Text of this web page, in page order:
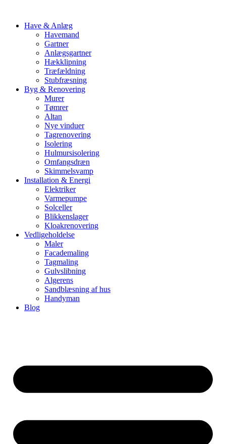
Have & Anlæg
Havemand
Gartner
Anlægsgartner
Hækklipning
Træfældning
Stubfræsning
Byg & Renovering
Murer
Tømrer
Altan
Nye vinduer
Tagrenovering
Isolering
Hulmursisolering
Omfangsdræn
Skimmelsvamp
Installation & Energi
Elektriker
Varmepumpe
Solceller
Blikkenslager
Kloakrenovering
Vedligeholdelse
Maler
Facademaling
Tagmaling
Gulvslibning
Algerens
Sandblæsning af hus
Handyman
Blog